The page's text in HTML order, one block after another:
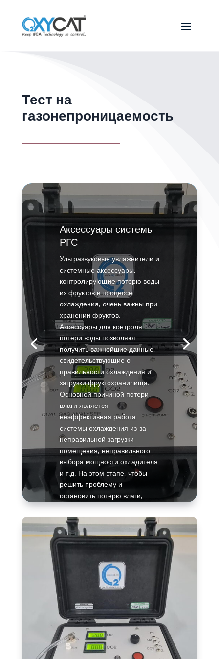
Тест на
газонепроницаемость
Аксессуары системы
РГС
Ультразвуковые увлажнители и
системные аксессуары,
контролирующие потерю воды
из фруктов в процессе
охлаждения, очень важны при
хранении фруктов.
Аксессуары для контроля
потери воды позволяют
получить важнейшие данные,
свидетельствующие о
правильности охлаждения и
загрузки фруктохранилища.
Основной причиной потери
влаги является
неэффективная работа
системы охлаждения из-за
неправильной загрузки
помещения, неправильного
выбора мощности охладителя
и т.д. На этом этапе, чтобы
решить проблему и
остановить потерю влаги,
очень важно обнаружить и
назвать причину.
Подробнее